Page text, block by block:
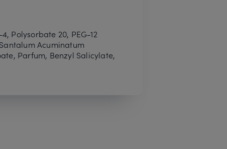
Polysorbate 20, PEG-12
Acuminatum
Parfum, Benzyl Salicylate,